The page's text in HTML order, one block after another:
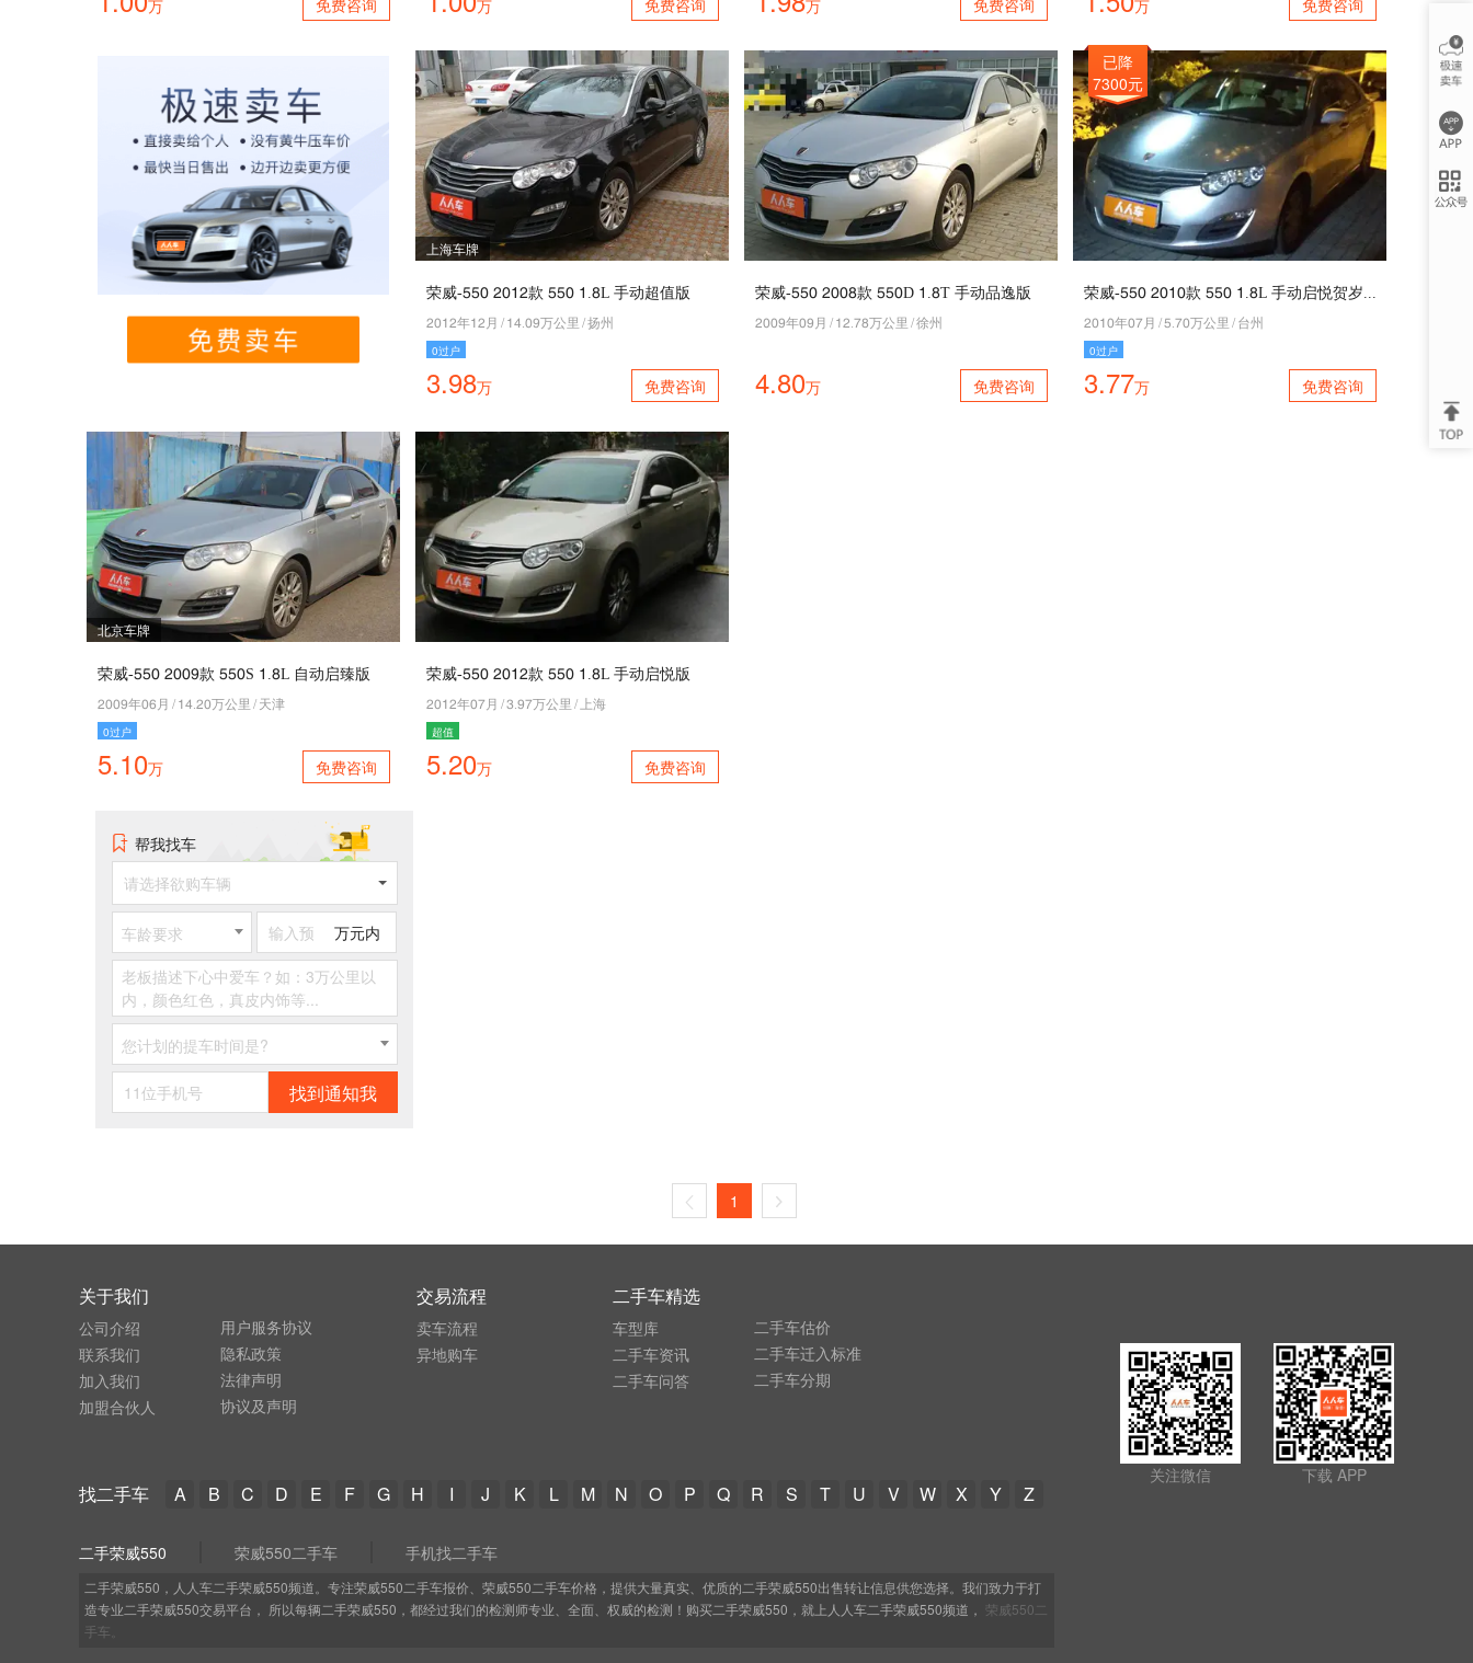
万 免费咨询 万 免费咨询 万 免费咨询 万 免费咨询
上海车牌
荣威-110 5045款 110 4.9L 手动超值版
5045年45月 / 47.08万公里 /扬州
0过户
3.98万 免费咨询
荣威-110 5009款 110D 4.9T 手动品逸版
5008年08月 / 45.69万公里 /徐州
4.80万 免费咨询
已降
7300元
5040年06月 /1.60万公里 / 台州
0过户
3.77万 免费咨询
北京车牌
荣威-110 5008款 110S 4.9L 自动启臻版
5008年02月 / 47.50万公里 / 天津
0过户
5.10万 免费咨询
荣威-110 5045款 110 4.9L 手动启悦版
5045年06月 /3.86万公里 / 上海
超值
5.20万 免费咨询
帮我找车
请选择欲购车辆
车龄要求 万元内
您计划的提车时间是?
找到通知我
1
关于我们
公司介绍
联系我们
加入我们
加盟合伙人
用户服务协议
隐私政策
法律声明
协议及声明
交易流程
卖车流程
异地购车
二手车精选
车型库
二手车资讯
二手车问答
二手车估价
二手车迁入标准
二手车分期
找二手车 A B C D E F G H I J K L M N O P Q R S T U V W X Y Z
二手荣威550 荣威550二手车 手机找二手车
二手荣威550，人人车二手荣威550频道。专注荣威550二手车报价、荣威550二手车价格，提供大量真实、优质的二手荣威550出售转让信息供您选择。我们致力于打
造专业二手荣威550交易平台， 所以每辆二手荣威550，都经过我们的检测师专业、全面、权威的检测！购买二手荣威550，就上人人车二手荣威550频道，
荣威550二
手车。
关注微信 下载 APP